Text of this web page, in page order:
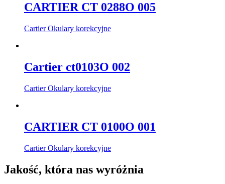
CARTIER CT 0288O 005
Cartier Okulary korekcyjne
Cartier ct0103O 002
Cartier Okulary korekcyjne
CARTIER CT 0100O 001
Cartier Okulary korekcyjne
Jakość, która nas wyróżnia